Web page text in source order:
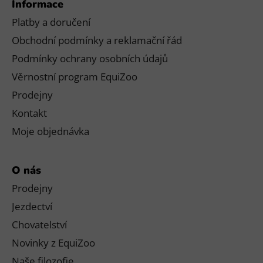
Informace
Platby a doručení
Obchodní podmínky a reklamační řád
Podmínky ochrany osobních údajů
Věrnostní program EquiZoo
Prodejny
Kontakt
Moje objednávka
O nás
Prodejny
Jezdectví
Chovatelství
Novinky z EquiZoo